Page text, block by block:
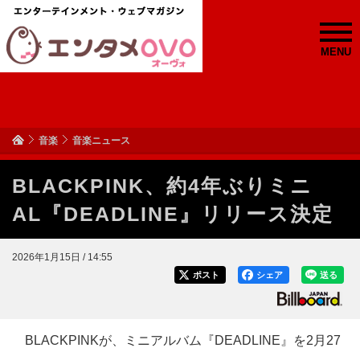
MENU
音楽 音楽ニュース
BLACKPINK、約4年ぶりミニ
AL『DEADLINE』リリース決定
2026年1月15日 / 14:55
送る
シェア
ポスト
BLACKPINKが、ミニアルバム『DEADLINE』を2月27